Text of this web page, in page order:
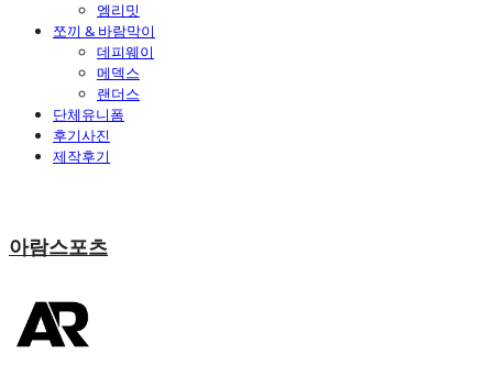
엠리밋
쪼끼 & 바람막이
데피웨이
메덱스
랜더스
단체유니폼
후기사진
제작후기
아람스포츠